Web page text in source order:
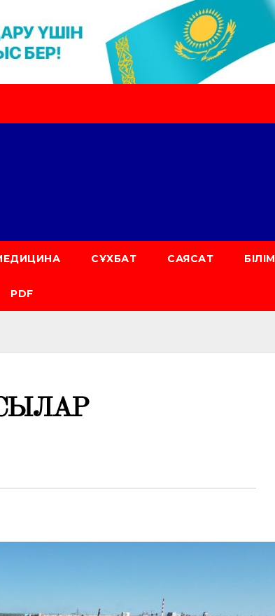
СҰХБАТ САЯСАТ БІЛІМ
PDF